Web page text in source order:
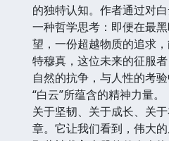
的独特认知。作者通过对
一种哲学思考：即便在最
望，一份超越物质的追求
特穆真，这位未来的征服
自然的抗争，与人性的考
“白云”所蕴含的精神力量
关于坚韧、关于成长、关
章。它让我们看到，伟大